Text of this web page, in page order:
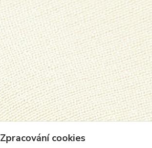
Zpracování cookies